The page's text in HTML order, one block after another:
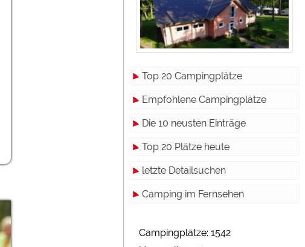
Top 20 Campingplätze
Empfohlene Campingplätze
Die 10 neusten Einträge
Top 20 Plätze heute
letzte Detailsuchen
Camping im Fernsehen
Campingplätze: 1542